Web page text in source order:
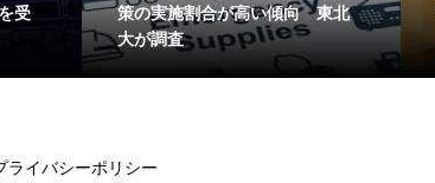
受
策の実施割合が高い傾向 東北
大が調査
ライバシーポリシー